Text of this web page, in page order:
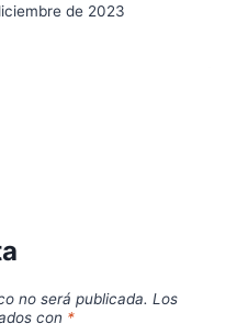
de 2023
no será publicada. Los
con *